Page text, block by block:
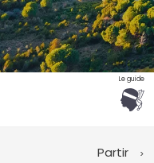
Le guide
Partir